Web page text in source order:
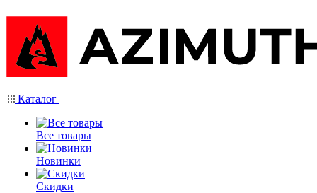
Каталог
Все товары
Новинки
Скидки